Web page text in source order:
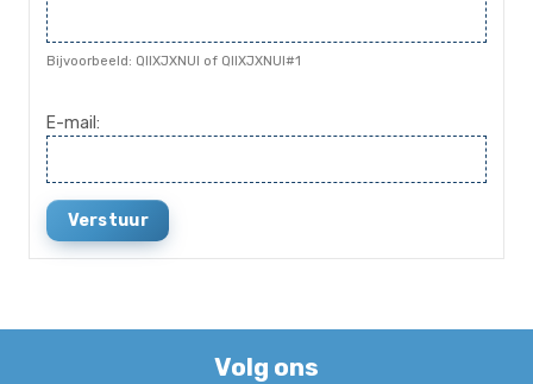
Bijvoorbeeld: QIIXJXNUI of QIIXJXNUI#1
E-mail:
Verstuur
Volg ons